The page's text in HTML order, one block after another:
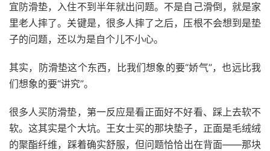
宜防滑垫，入住不到半年就出问题。不是自己滑倒，就是家
里老人摔了。关键是，很多人摔了之后，压根不会想到是垫
子的问题，还以为是自个儿不小心。
其实，防滑垫这个东西，比我们想象的要“娇气”，也远比我
们想象的要“讲究”。
很多人买防滑垫，第一反应是看正面好不好看、踩上去软不
软。这其实是个大坑。王女士买的那块垫子，正面是毛绒绒
的聚酯纤维，踩着确实舒服，但问题恰恰出在背面——那块